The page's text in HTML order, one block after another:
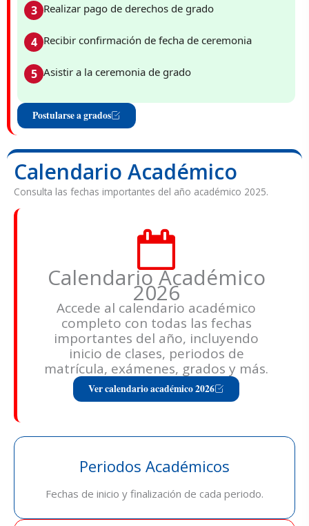
3 Realizar pago de derechos de grado
4 Recibir confirmación de fecha de ceremonia
5 Asistir a la ceremonia de grado
Postularse a grados
Calendario Académico
Consulta las fechas importantes del año académico 2025.
Calendario Académico
2026
Accede al calendario académico
completo con todas las fechas
importantes del año, incluyendo
inicio de clases, periodos de
matrícula, exámenes, grados y más.
Ver calendario académico 2026
Periodos Académicos
Fechas de inicio y finalización de cada periodo.